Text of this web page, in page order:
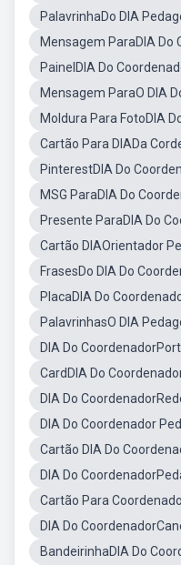
PalavrinhaDo DIA
Mensagem ParaDIA Do
PainelDIA Do
Mensagem ParaO DIA
Moldura Para FotoDIA
Cartão Para DIADa
PinterestDIA Do
MSG ParaDIA Do
Presente ParaDIA Do
Cartão DIAOrientador
FrasesDo DIA Do
PlacaDIA Do
PalavrinhasO DIA
DIA Do
CardDIA Do
DIA Do
DIA Do Coordenador
Cartão DIA Do
DIA Do
Cartão Para
DIA Do
BandeirinhaDIA Do